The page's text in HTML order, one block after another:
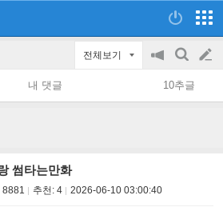
전체보기
공
지
on/off
검
색
글
쓰
내 댓글 10추글
썸타는만화
8881 추천: 4 2026-06-10 03:00:40